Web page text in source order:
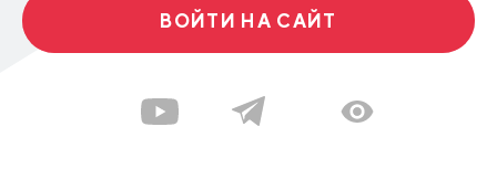
ВОЙТИ НА САЙТ